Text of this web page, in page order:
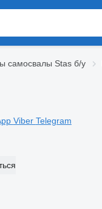
самосвалы Stas б/у
Viber Telegram